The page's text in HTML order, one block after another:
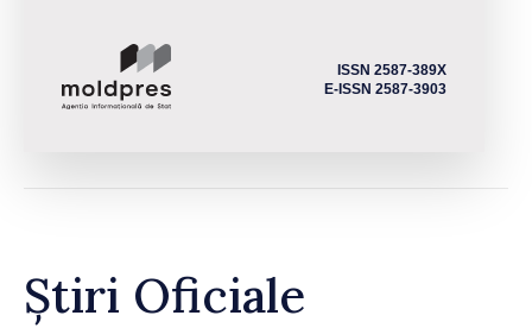
ISSN 2587-389X
E-ISSN 2587-3903
Știri Oficiale